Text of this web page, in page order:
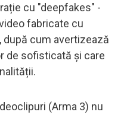
cu "deepfakes" -
fabricate cu
după cum avertizează
de sofisticată și care
(Arma 3) nu